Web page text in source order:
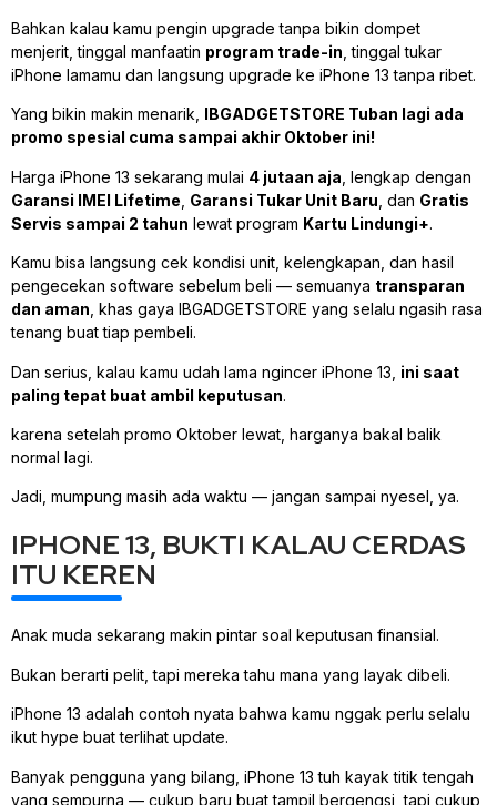
Bahkan kalau kamu pengin upgrade tanpa bikin dompet
menjerit, tinggal manfaatin program trade-in , tinggal tukar
iPhone lamamu dan langsung upgrade ke iPhone 13 tanpa ribet.
Yang bikin makin menarik, IBGADGETSTORE Tuban lagi ada
promo spesial cuma sampai akhir Oktober ini!
Harga iPhone 13 sekarang mulai 4 jutaan aja , lengkap dengan
Garansi IMEI Lifetime Garansi Tukar Unit Baru , dan Gratis
Servis sampai 2 tahun lewat program Kartu Lindungi+.
Kamu bisa langsung cek kondisi unit, kelengkapan, dan hasil
pengecekan software sebelum beli — semuanya transparan
dan aman , khas gaya IBGADGETSTORE yang selalu ngasih rasa
tenang buat tiap pembeli.
Dan serius, kalau kamu udah lama ngincer iPhone 13, ini saat
paling tepat buat ambil keputusan.
karena setelah promo Oktober lewat, harganya bakal balik
normal lagi.
Jadi, mumpung masih ada waktu — jangan sampai nyesel, ya.
IPHONE 13, BUKTI KALAU CERDAS
ITU KEREN
Anak muda sekarang makin pintar soal keputusan finansial.
Bukan berarti pelit, tapi mereka tahu mana yang layak dibeli.
iPhone 13 adalah contoh nyata bahwa kamu nggak perlu selalu
ikut hype buat terlihat update.
Banyak pengguna yang bilang, iPhone 13 tuh kayak titik tengah
yang sempurna — cukup baru buat tampil bergengsi, tapi cukup